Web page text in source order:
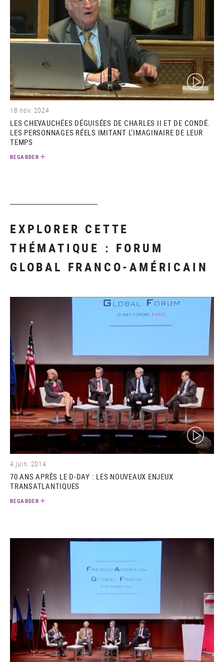
(video)
18 nov. 2024
LES CHEVAUCHÉES DÉGUISÉES DE CHARLES II ET DE CONDÉ.
LES PERSONNAGES RÉELS IMITANT L’IMAGINAIRE DE LEUR
TEMPS
REGARDER
EXPLORER CETTE
THÉMATIQUE : FORUM
GLOBAL FRANCO-AMÉRICAIN
(video)
4 juin. 2014
70 ANS APRÈS LE D-DAY : LES NOUVEAUX ENJEUX
TRANSATLANTIQUES
REGARDER